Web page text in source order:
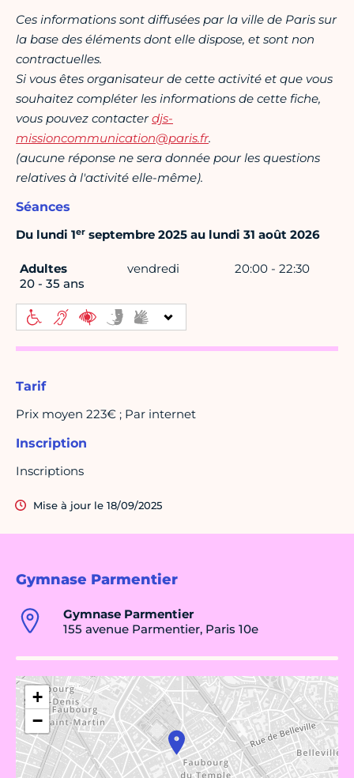
Gymnase Parmentier
Gymnase Parmentier
155 avenue Parmentier, Paris 10e
+
−
Ces informations sont diffusées par la ville de Paris sur
la base des éléments dont elle dispose, et sont non
contractuelles.
Si vous êtes organisateur de cette activité et que vous
souhaitez compléter les informations de cette fiche,
vous pouvez contacterdjs-
missioncommunication@paris.fr.
(aucune réponse ne sera donnée pour les questions
relatives à l'activité elle-même).
Séances
Du lundi 1er septembre 2025 au lundi 31 août 2026
Adultes
20 - 35 ans
vendredi 20:00 - 22:30
Tarif
Prix moyen 223€ ; Par internet
Inscription
Inscriptions
Mise à jour le 18/09/2025